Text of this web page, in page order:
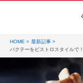
HOME
最新記事
バクテーをビストロスタイルで